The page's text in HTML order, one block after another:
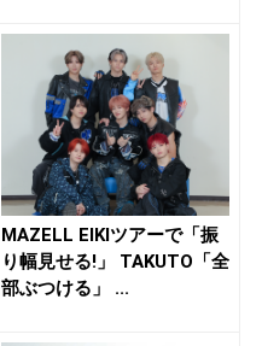
MAZELL EIKIツアーで「振
り幅見せる!」 TAKUTO「全
部ぶつける」 ...